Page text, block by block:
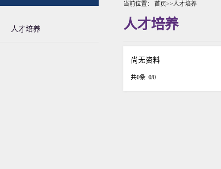
人才培养
当前位置： 首页>>人才培养
人才培养
尚无资料
共0条 0/0